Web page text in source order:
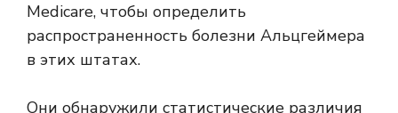
Medicare, чтобы определить
распространенность болезни Альцгеймера
в этих штатах.
Они обнаружили статистические различия